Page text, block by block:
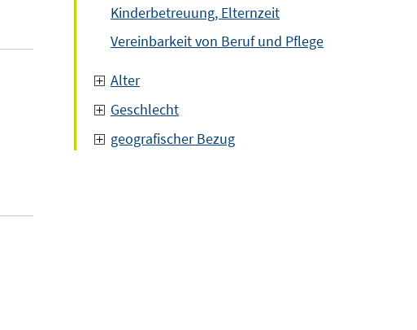
Kinderbetreuung, Elternzeit
Vereinbarkeit von Beruf und Pflege
Alter
Geschlecht
geografischer Bezug